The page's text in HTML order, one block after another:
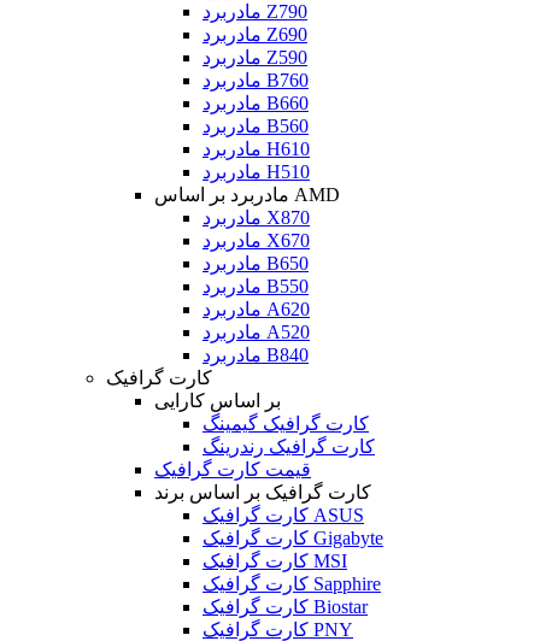
مادربرد Z790
مادربرد Z690
مادربرد Z590
مادربرد B760
مادربرد B660
مادربرد B560
مادربرد H610
مادربرد H510
مادربرد بر اساس AMD
مادربرد X870
مادربرد X670
مادربرد B650
مادربرد B550
مادربرد A620
مادربرد A520
مادربرد B840
کارت گرافیک
بر اساس کارایی
کارت گرافیک گیمینگ
کارت گرافیک رندرینگ
قیمت کارت گرافیک
کارت گرافیک بر اساس برند
کارت گرافیک ASUS
کارت گرافیک Gigabyte
کارت گرافیک MSI
کارت گرافیک Sapphire
کارت گرافیک Biostar
کارت گرافیک PNY